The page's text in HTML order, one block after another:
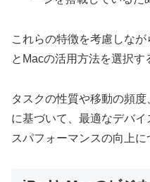
これらの特徴を考慮しな
とMacの活用方法を選択す
タスクの性質や移動の頻
に基づいて、最適なデバ
スパフォーマンスの向上に